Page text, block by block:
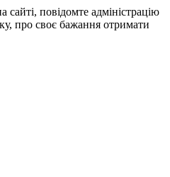
повідомте адміністрацію
про своє бажання отримати